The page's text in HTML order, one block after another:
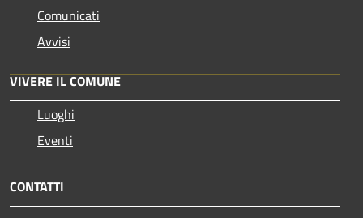
Comunicati
Avvisi
VIVERE IL COMUNE
Luoghi
Eventi
CONTATTI